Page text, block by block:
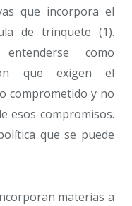
que incorpora el
de trinquete (1).
como
que exigen el
comprometido y no
esos compromisos.
que se puede
materias a